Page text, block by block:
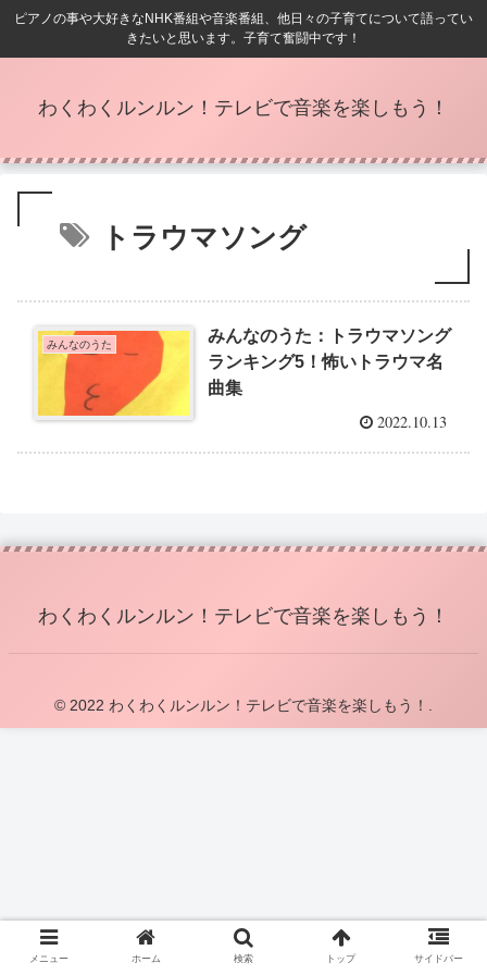
ピアノの事や大好きなNHK番組や音楽番組、他日々の子育てについて語ってい
きたいと思います。子育て奮闘中です！
わくわくルンルン！テレビで音楽を楽しもう！
トラウマソング
みんなのうた
みんなのうた：トラウマソング
ランキング5！怖いトラウマ名
曲集
2022.10.13
わくわくルンルン！テレビで音楽を楽しもう！
© 2022 わくわくルンルン！テレビで音楽を楽しもう！.
メニュー ホーム 検索 トップ サイドバー